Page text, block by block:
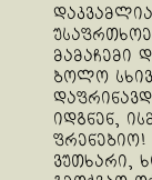
მამაჩემი
ბოლო
იდგნენ,
ვუთხარი,